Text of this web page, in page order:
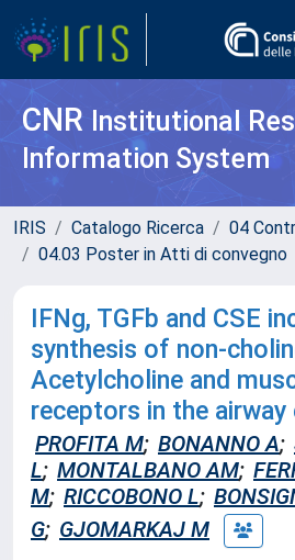
CNR Institutional
Information System
IRIS Catalogo Ricerca
04
04.03 Poster in Atti di convegno
IFNg, TGFb and CSE
synthesis of non-
Acetylcholine and
receptors in the
PROFITA M; BONANNO A;
L; MONTALBANO AM;
M; RICCOBONO L;
G; GJOMARKAJ M